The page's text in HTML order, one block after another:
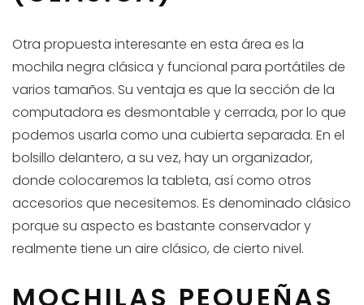
Otra propuesta interesante en esta área es la
mochila negra clásica y funcional para portátiles de
varios tamaños. Su ventaja es que la sección de la
computadora es desmontable y cerrada, por lo que
podemos usarla como una cubierta separada. En el
bolsillo delantero, a su vez, hay un organizador,
donde colocaremos la tableta, así como otros
accesorios que necesitemos. Es denominado clásico
porque su aspecto es bastante conservador y
realmente tiene un aire clásico, de cierto nivel.
MOCHILAS PEQUEÑAS